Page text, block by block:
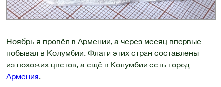
Ноябрь я провёл в Армении, а через месяц впервые
побывал в Колумбии. Флаги этих стран составлены
из похожих цветов, а ещё в Колумбии есть город
Армения.